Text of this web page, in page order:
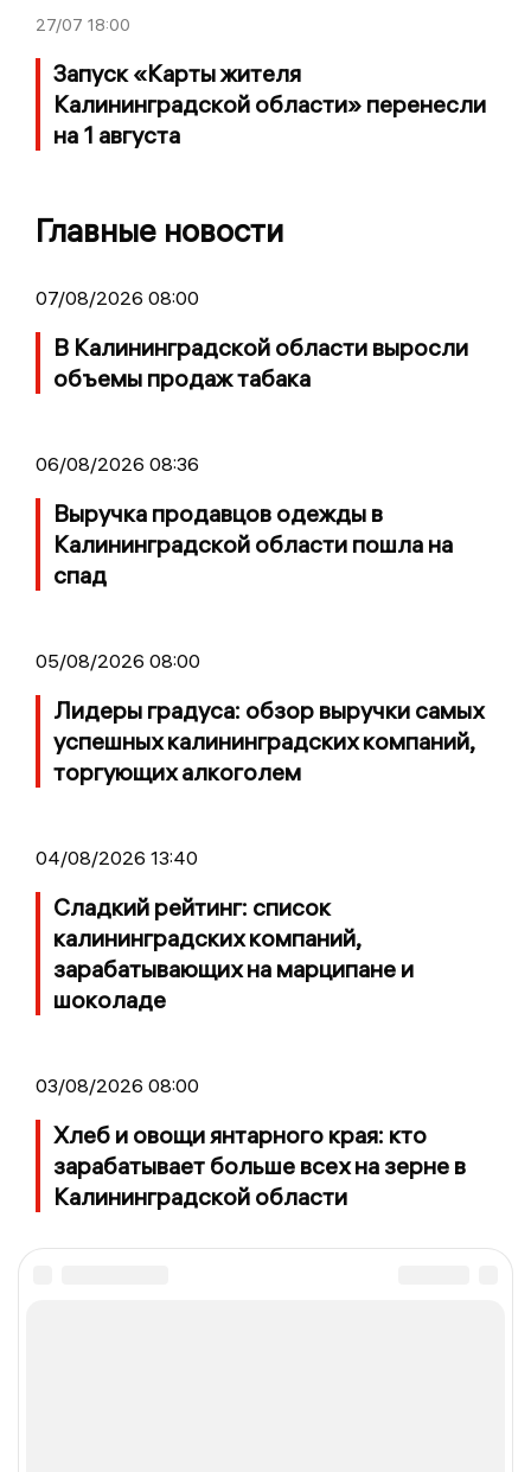
27/07 18:00
Запуск «Карты жителя
Калининградской области» перенесли
на 1 августа
Главные новости
07/08/2026 08:00
В Калининградской области выросли
объемы продаж табака
06/08/2026 08:36
Выручка продавцов одежды в
Калининградской области пошла на
спад
05/08/2026 08:00
Лидеры градуса: обзор выручки самых
успешных калининградских компаний,
торгующих алкоголем
04/08/2026 13:40
Сладкий рейтинг: список
калининградских компаний,
зарабатывающих на марципане и
шоколаде
03/08/2026 08:00
Хлеб и овощи янтарного края: кто
зарабатывает больше всех на зерне в
Калининградской области